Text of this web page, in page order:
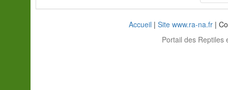
Accueil | Site www.ra-na.fr |
Portail des Reptiles